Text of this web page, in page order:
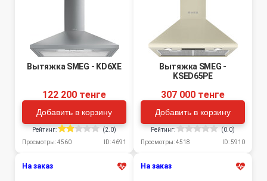
Вытяжка SMEG - KD6XE
122 200 тенге
Добавить в корзину
Рейтинг:
(2.0)
Просмотры: 4560
ID: 4691
Вытяжка SMEG -
KSED65PE
307 000 тенге
Добавить в корзину
Рейтинг:
(0.0)
Просмотры: 4518
ID: 5910
На заказ На заказ